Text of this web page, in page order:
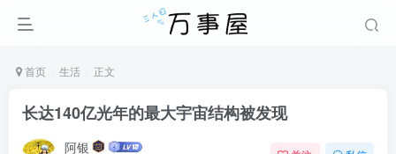
首页 生活 正文
长达140亿光年的最大宇宙结构被发现
阿银